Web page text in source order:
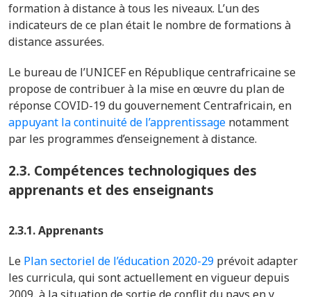
formation à distance à tous les niveaux. L’un des
indicateurs de ce plan était le nombre de formations à
distance assurées.
Le bureau de l’UNICEF en République centrafricaine se
propose de contribuer à la mise en œuvre du plan de
réponse COVID-19 du gouvernement Centrafricain, en
appuyant la continuité de l’apprentissage notamment
par les programmes d’enseignement à distance.
2.3. Compétences technologiques des
apprenants et des enseignants
2.3.1. Apprenants
Le Plan sectoriel de l’éducation 2020-29 prévoit adapter
les curricula, qui sont actuellement en vigueur depuis